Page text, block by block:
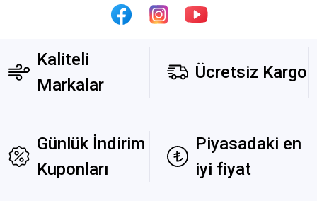
Kaliteli
Markalar
Ücretsiz Kargo
Günlük İndirim
Kuponları
Piyasadaki en
iyi fiyat